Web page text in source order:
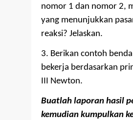
nomor 1 dan nomor 2,
yang menunjukkan
reaksi? Jelaskan.
3. Berikan contoh
bekerja berdasarkan
III Newton.
Buatlah laporan hasil
kemudian kumpulkan